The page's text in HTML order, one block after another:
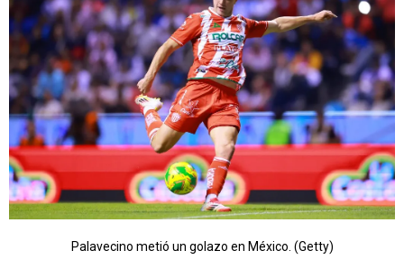
Palavecino metió un golazo en México. (Getty)